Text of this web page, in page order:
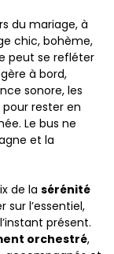
du mariage, à
chic, bohème,
peut se refléter
à bord,
sonore, les
rester en
Le bus ne
et la
de la sérénité
l’essentiel,
présent.
orchestré,